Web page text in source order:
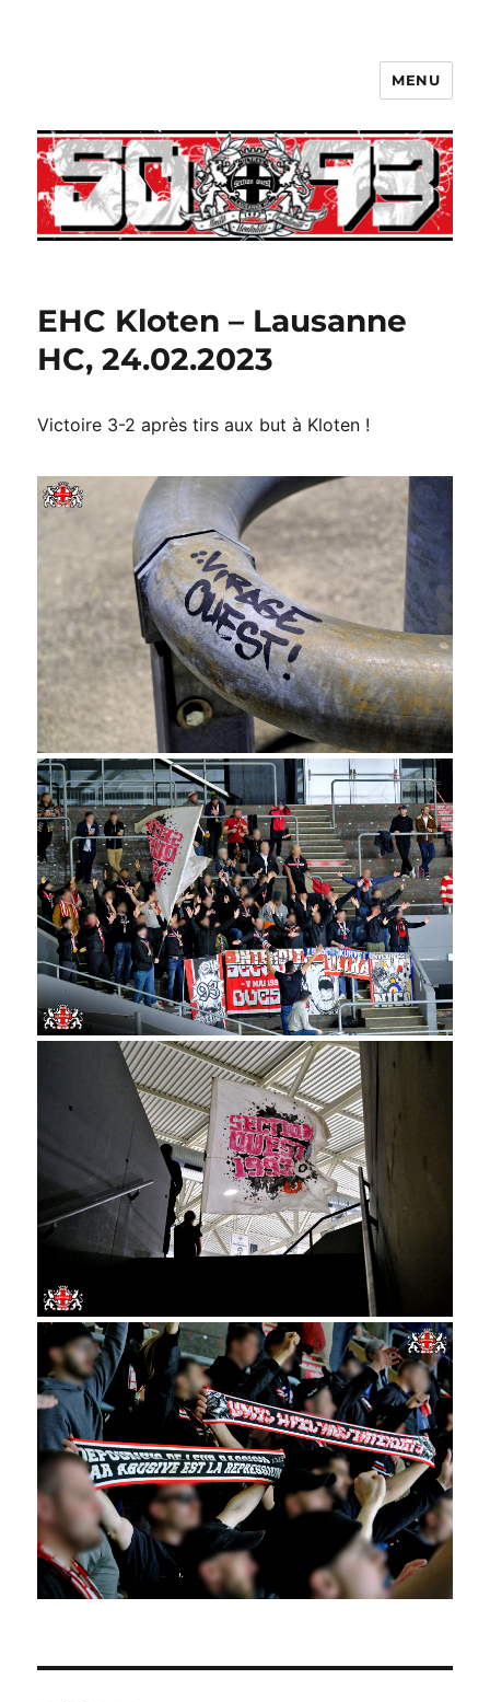
MENU
EHC Kloten – Lausanne
HC, 24.02.2023
Victoire 3-2 après tirs aux but à Kloten !